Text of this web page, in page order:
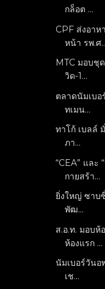
กล็อต ...
CPF ส่งอา
หน้า รพ.ศ
MTC มอบชุ
วิด-1...
ตลาดนัมเบอ
ทเมน...
ทาโก้ เบลล์
ภา...
“CEA” และ
กายสร้า...
ยิ่งใหญ่ ซาบ
พัฒ...
ส.อ.ท. มอบ
ห้องแรก ...
นัมเบอร์วันอ
เช...